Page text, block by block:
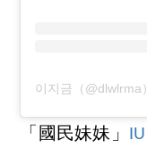
이지금（@dlwlrma
「國民妹妹」 IU